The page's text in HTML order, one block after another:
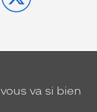
vous va si bien